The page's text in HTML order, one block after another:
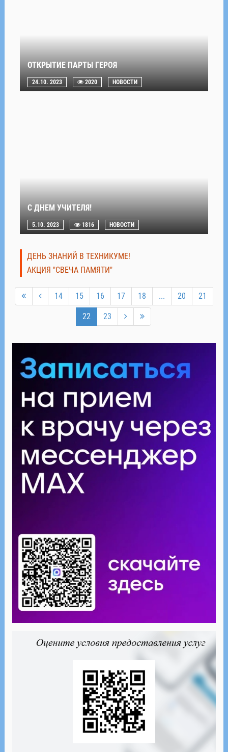
ОТКРЫТИЕ ПАРТЫ ГЕРОЯ
24.10. 2023 2020 НОВОСТИ
С ДНЕМ УЧИТЕЛЯ!
5.10. 2023 1816 НОВОСТИ
ДЕНЬ ЗНАНИЙ В ТЕХНИКУМЕ!
АКЦИЯ "СВЕЧА ПАМЯТИ"
14 15 16 17 18 ... 20 21
22 23